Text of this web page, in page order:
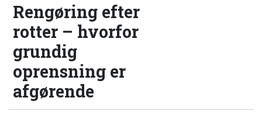
Rengøring efter
rotter – hvorfor
grundig
oprensning er
afgørende